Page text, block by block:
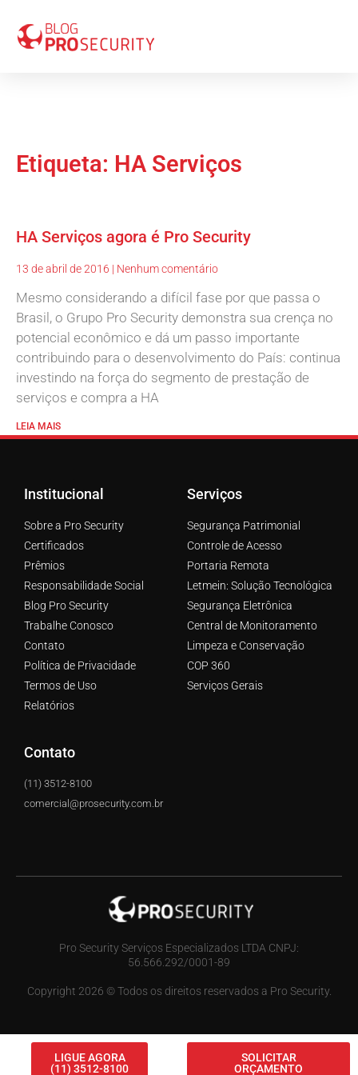
Etiqueta: HA Serviços
HA Serviços agora é Pro Security
13 de abril de 2016 Nenhum comentário
Mesmo considerando a difícil fase por que passa o
Brasil, o Grupo Pro Security demonstra sua crença no
potencial econômico e dá um passo importante
contribuindo para o desenvolvimento do País: continua
investindo na força do segmento de prestação de
serviços e compra a HA
LEIA MAIS
Institucional
Sobre a Pro Security
Certificados
Prêmios
Responsabilidade Social
Blog Pro Security
Trabalhe Conosco
Contato
Política de Privacidade
Termos de Uso
Relatórios
Serviços
Segurança Patrimonial
Controle de Acesso
Portaria Remota
Letmein: Solução Tecnológica
Segurança Eletrônica
Central de Monitoramento
Limpeza e Conservação
COP 360
Serviços Gerais
Contato
(11) 3512-8100
comercial@prosecurity.com.br
Pro Security Serviços Especializados LTDA CNPJ:
56.566.292/0001-89
Copyright 2026 © Todos os direitos reservados a Pro Security.
LIGUE AGORA
(11) 3512-8100
SOLICITAR
ORÇAMENTO